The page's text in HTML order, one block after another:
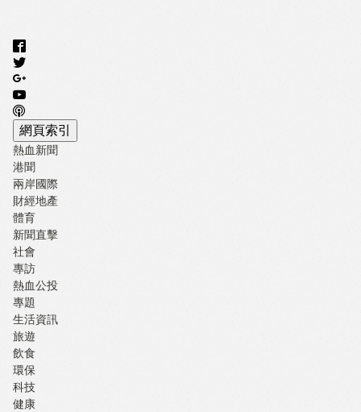
網頁索引
熱血新聞
港聞
兩岸國際
財經地產
體育
新聞直擊
社會
專訪
熱血公投
專題
生活資訊
旅遊
飲食
環保
科技
健康